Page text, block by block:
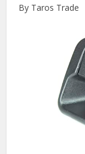
By Taros Trade